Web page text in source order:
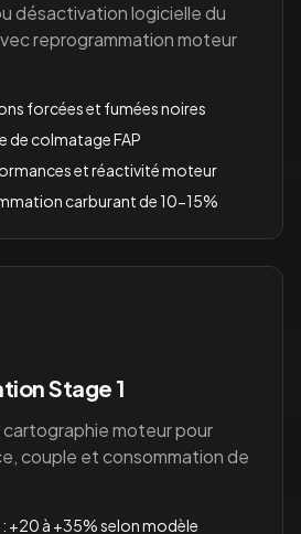
désactivation logicielle du
reprogrammation moteur
forcées et fumées noires
de colmatage FAP
et réactivité moteur
carburant de 10-15%
Stage 1
moteur pour
couple et consommation de
+20 à +35% selon modèle